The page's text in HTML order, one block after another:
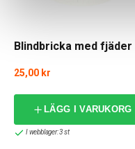
Blindbricka med fjäder
25,00 kr
LÄGG I VARUKORG
I webblager: 3 st